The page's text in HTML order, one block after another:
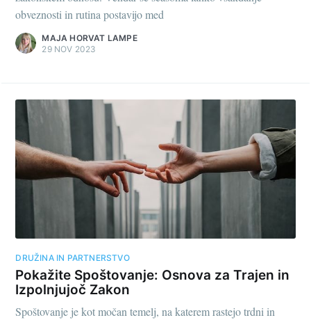
obveznosti in rutina postavijo med
MAJA HORVAT LAMPE
29 NOV 2023
DRUŽINA IN PARTNERSTVO
Pokažite Spoštovanje: Osnova za Trajen in
Izpolnjujoč Zakon
Spoštovanje je kot močan temelj, na katerem rastejo trdni in